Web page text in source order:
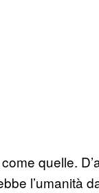
quelle.
l’umanità